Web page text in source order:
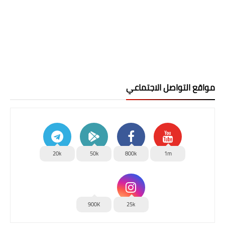
مواقع التواصل الاجتماعي
1m
800k
50k
20k
25k
900K